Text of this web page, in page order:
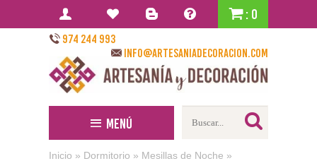
: 0
974 244 993
info@artesaniadecoracion.com
Menú
Inicio » Dormitorio » Mesillas de Noche »